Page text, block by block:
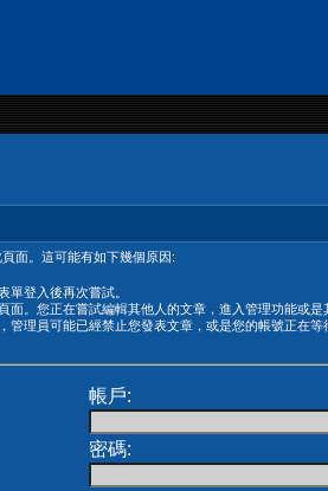
面。這可能有如下幾個原因:
單登入後再次嘗試。
面。您正在嘗試編輯其他人的文章，進入管理功能或是
管理員可能已經禁止您發表文章，或是您的帳號正在等
帳戶:
密碼: